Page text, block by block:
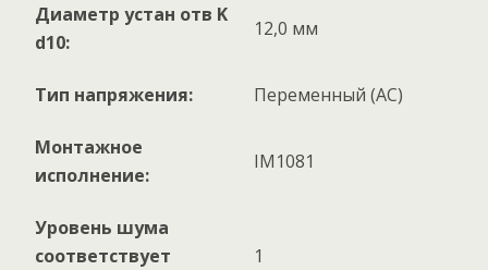
Диаметр устан отв K
d10:
12,0 мм
Тип напряжения: Переменный (AC)
Монтажное
исполнение:
IM1081
Уровень шума
соответствует
1